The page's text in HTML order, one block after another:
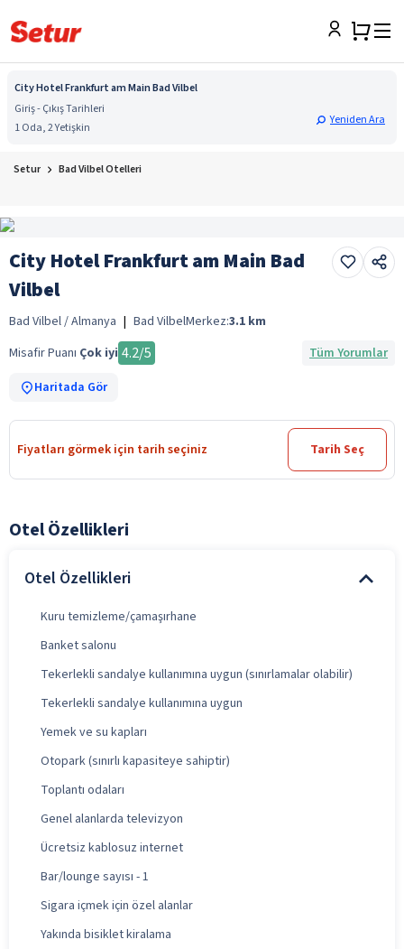
City Hotel Frankfurt am Main Bad Vilbel
Giriş - Çıkış Tarihleri
1 Oda, 2 Yetişkin
Yeniden Ara
Setur Bad Vilbel Otelleri
City Hotel Frankfurt am Main Bad
Vilbel
Bad Vilbel / Almanya | Bad VilbelMerkez:3.1 km
Misafir Puanı Çok iyi 4.2/5
Tüm Yorumlar
Haritada Gör
Fiyatları görmek için tarih seçiniz Tarih Seç
Otel Özellikleri
Otel Özellikleri
Kuru temizleme/çamaşırhane
Banket salonu
Tekerlekli sandalye kullanımına uygun (sınırlamalar olabilir)
Tekerlekli sandalye kullanımına uygun
Yemek ve su kapları
Otopark (sınırlı kapasiteye sahiptir)
Toplantı odaları
Genel alanlarda televizyon
Ücretsiz kablosuz internet
Bar/lounge sayısı - 1
Sigara içmek için özel alanlar
Yakında bisiklet kiralama